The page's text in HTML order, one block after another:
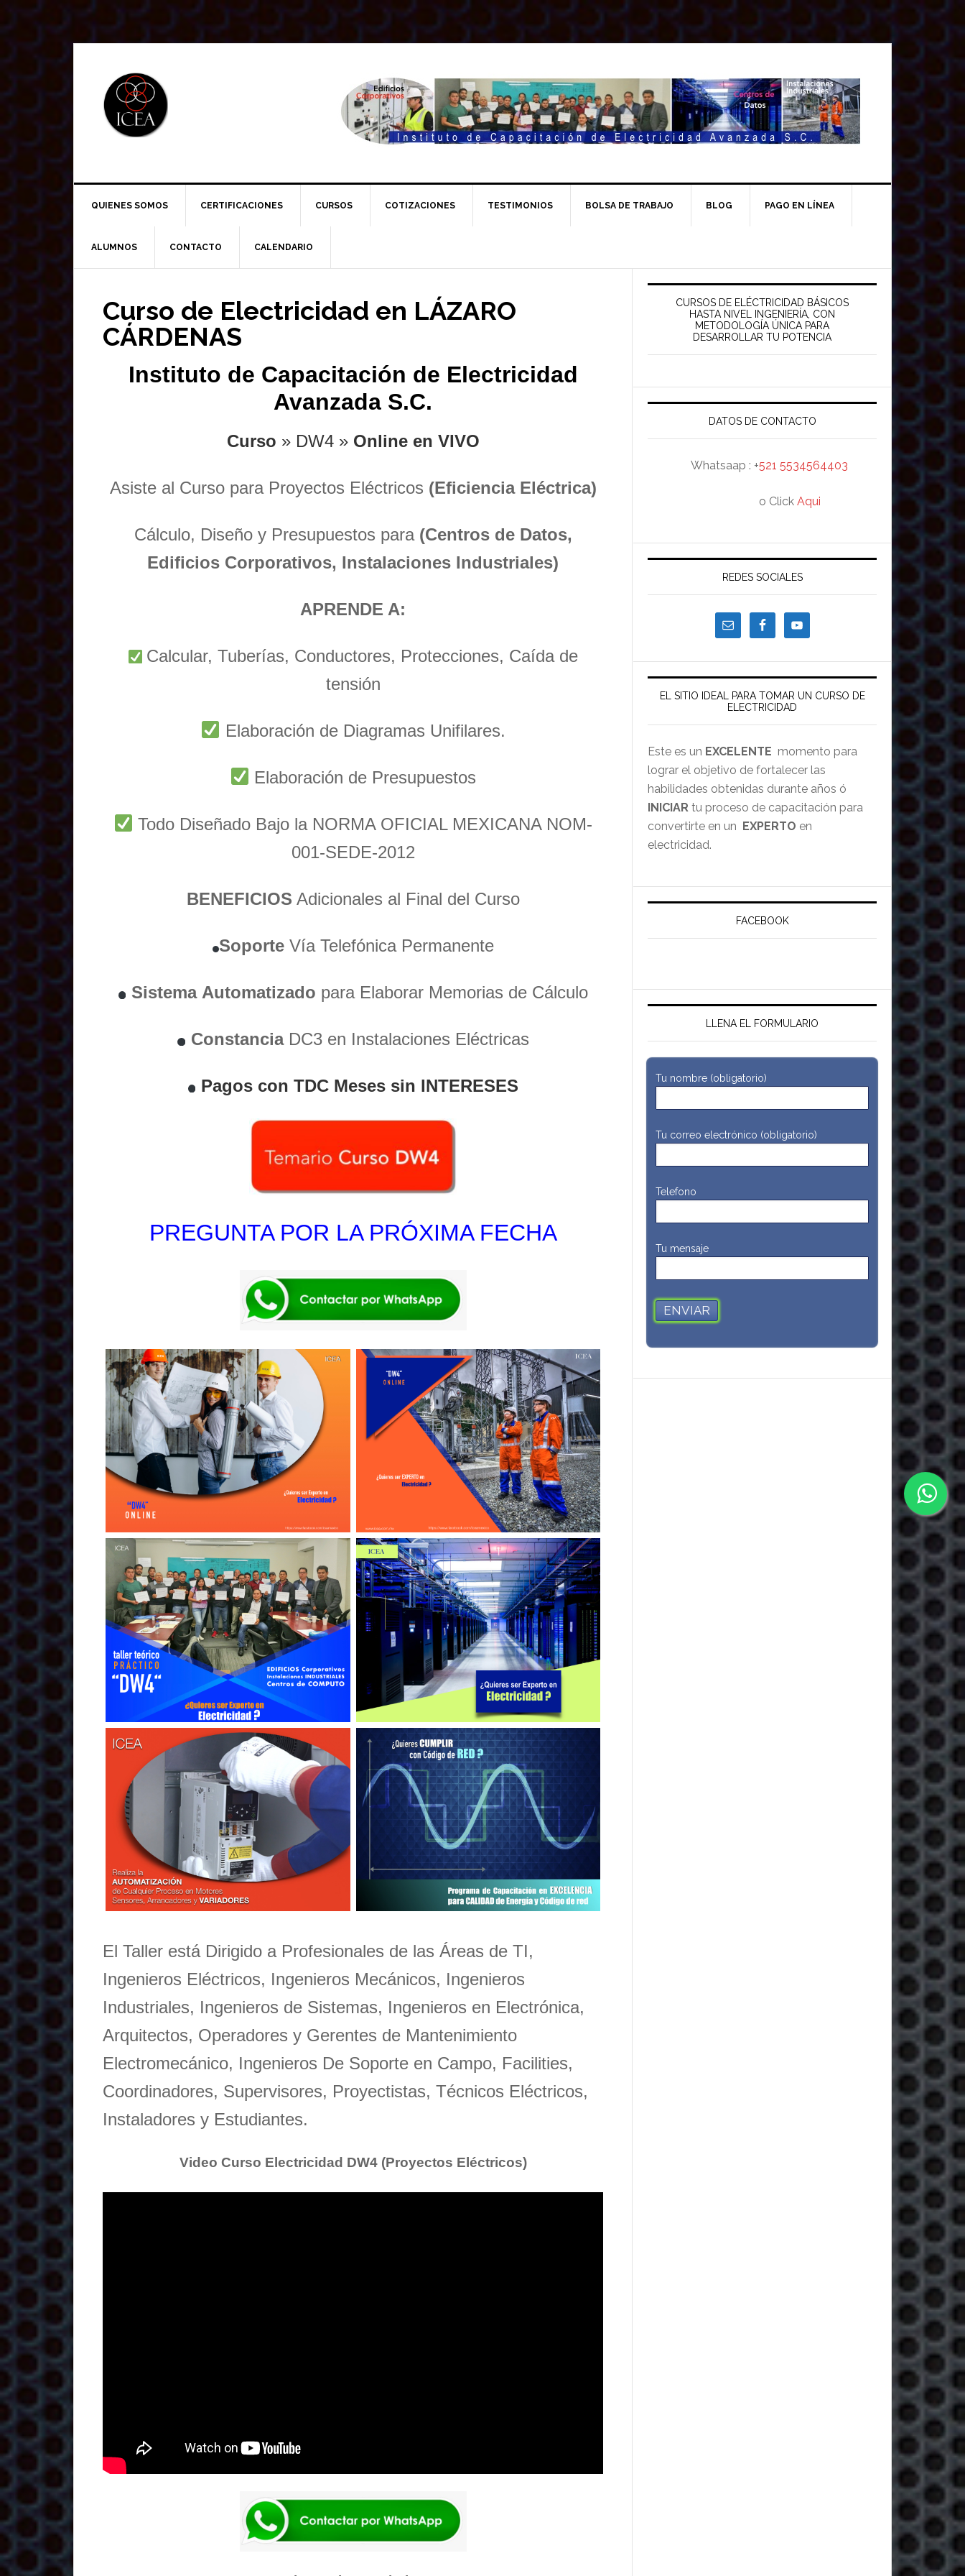
a
navegación
al
principal
a
barra
QUIENES SOMOS CERTIFICACIONES CURSOS COTIZACIONES TESTIMONIOS BOLSA DE TRABAJO BLOG PAGO EN LÍNEA
ALUMNOS CONTACTO CALENDARIO
Curso de Electricidad en LÁZARO
CÁRDENAS
Instituto de Capacitación de Electricidad
Avanzada S.C.
Curso » DW4 » Online en VIVO
Asiste al Curso para Proyectos Eléctricos (Eficiencia Eléctrica)
Cálculo, Diseño y Presupuestos para (Centros de Datos,
Edificios Corporativos, Instalaciones Industriales)
APRENDE A:
Calcular, Tuberías, Conductores, Protecciones, Caída de
tensión
Elaboración de Diagramas Unifilares.
Elaboración de Presupuestos
Todo Diseñado Bajo la NORMA OFICIAL MEXICANA NOM-
001-SEDE-2012
BENEFICIOS Adicionales al Final del Curso
SoporteVíaTelefónica Permanente
Sistema Automatizado para Elaborar Memorias de Cálculo
ConstanciaDC3 en Instalaciones Eléctricas
Pagos con TDC Meses sin INTERESES
PREGUNTA POR LA PRÓXIMA FECHA
El Taller está Dirigido a Profesionales de las Áreas de TI,
Ingenieros Eléctricos, Ingenieros Mecánicos, Ingenieros
Industriales, Ingenieros de Sistemas, Ingenieros en Electrónica,
Arquitectos, Operadores y Gerentes de Mantenimiento
Electromecánico, Ingenieros De Soporte en Campo, Facilities,
Coordinadores, Supervisores, Proyectistas, Técnicos Eléctricos,
Instaladores y Estudiantes.
Video Curso Electricidad DW4 (Proyectos Eléctricos)
Barra
lateral
principal
CURSOS DE ELÉCTRICIDAD BÁSICOS
HASTA NIVEL INGENIERÍA, CON
METODOLOGÍA ÚNICA PARA
DESARROLLAR TU POTENCIA
DATOS DE CONTACTO
Whatsaap : +521 5534564403
o Click Aqui
REDES SOCIALES
EL SITIO IDEAL PARA TOMAR UN CURSO DE
ELECTRICIDAD
Este es un EXCELENTE momento para
lograr el objetivo de fortalecer las
habilidades obtenidas durante años ó
INICIAR tu proceso de capacitación para
convertirte en un EXPERTO en
electricidad.
FACEBOOK
LLENA EL FORMULARIO
Tu nombre (obligatorio)
Tu correo electrónico (obligatorio)
Telefono
Tu mensaje